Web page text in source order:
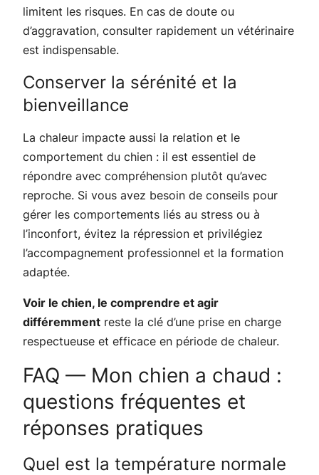
limitent les risques. En cas de doute ou
d’aggravation, consulter rapidement un vétérinaire
est indispensable.
Conserver la sérénité et la
bienveillance
La chaleur impacte aussi la relation et le
comportement du chien : il est essentiel de
répondre avec compréhension plutôt qu’avec
reproche. Si vous avez besoin de conseils pour
gérer les comportements liés au stress ou à
l’inconfort, évitez la répression et privilégiez
l’accompagnement professionnel et la formation
adaptée.
Voir le chien, le comprendre et agir
différemment reste la clé d’une prise en charge
respectueuse et efficace en période de chaleur.
FAQ — Mon chien a chaud :
questions fréquentes et
réponses pratiques
Quel est la température normale